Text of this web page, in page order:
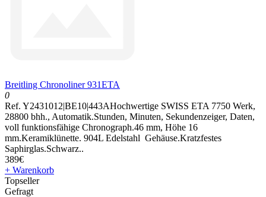
Breitling Chronoliner 931ETA
0
Ref. Y2431012|BE10|443AHochwertige SWISS ETA 7750 Werk,
28800 bhh., Automatik.Stunden, Minuten, Sekundenzeiger, Daten,
voll funktionsfähige Chronograph.46 mm, Höhe 16
mm.Keramiklünette. 904L Edelstahl Gehäuse.Kratzfestes
Saphirglas.Schwarz..
389€
+ Warenkorb
Topseller
Gefragt